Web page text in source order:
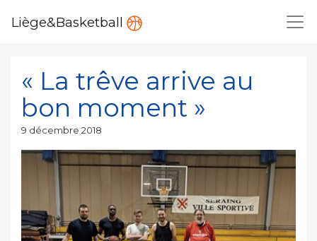
Liège&Basketball
« La trêve arrive au
bon moment »
Publié
9 décembre 2018